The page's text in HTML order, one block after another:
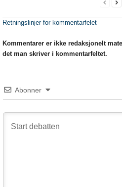
Retningslinjer for kommentarfelet
Kommentarer er ikke redaksjonelt
det man skriver i kommentarfeltet.
Abonner